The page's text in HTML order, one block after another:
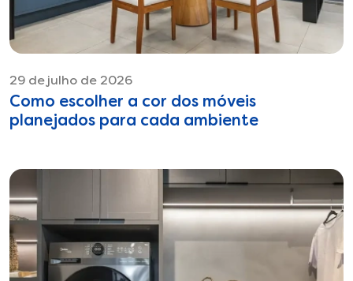
29 de julho de 2026
Como escolher a cor dos móveis
planejados para cada ambiente